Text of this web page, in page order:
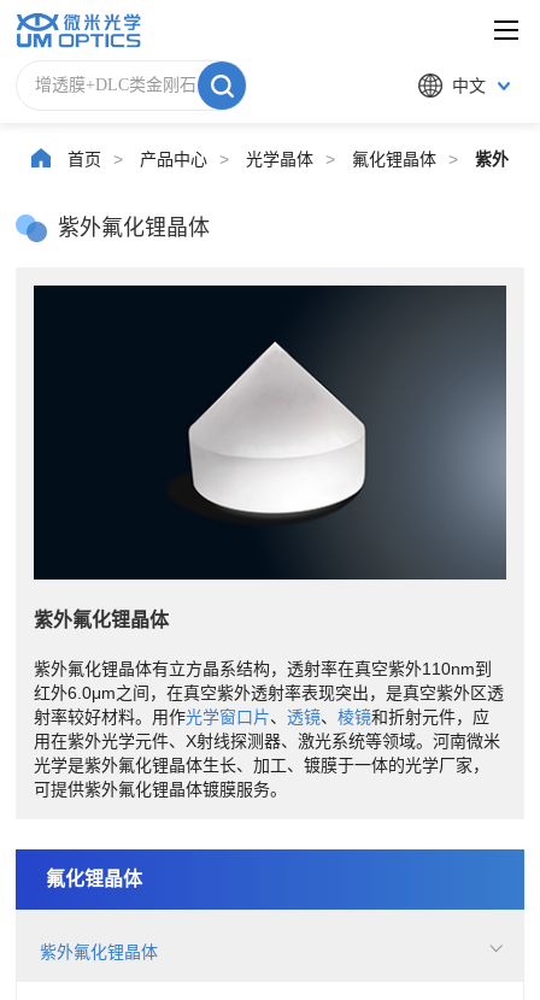
中文
首页 > 产品中心 > 光学晶体 > 氟化锂晶体 > 紫外氟
紫外氟化锂晶体
紫外氟化锂晶体
紫外氟化锂晶体有立方晶系结构，透射率在真空紫外110nm到
红外6.0μm之间，在真空紫外透射率表现突出，是真空紫外区透
射率较好材料。用作光学窗口片、透镜、棱镜和折射元件，应
用在紫外光学元件、X射线探测器、激光系统等领域。河南微米
光学是紫外氟化锂晶体生长、加工、镀膜于一体的光学厂家，
可提供紫外氟化锂晶体镀膜服务。
氟化锂晶体
紫外氟化锂晶体